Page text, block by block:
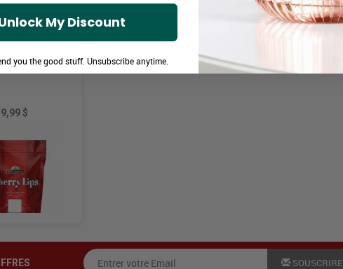
Cherry Lips
9,99 $
SOUSCRIRE
My Discount
you the good stuff. Unsubscribe anytime.